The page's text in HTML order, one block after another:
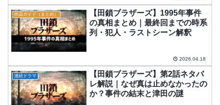
作品ガイド（まとめ）
【田鎖ブラザーズ】1995年事件
の真相まとめ｜最終回までの時系
列・犯人・ラストシーン解釈
2026.04.18
連続ドラマ
【田鎖ブラザーズ】第2話ネタバ
レ解説｜なぜ真は止めなかったの
か？事件の結末と津田の謎